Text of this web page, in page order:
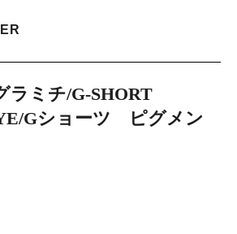
ラミチ/G-SHORT
Gショーツ ピグメン